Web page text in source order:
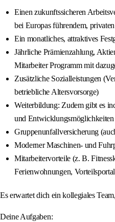
Einen zukunftssicheren
bei Europas führendem,
Ein monatliches, attraktives
Jährliche Prämienzahlung,
Mitarbeiter Programm mit
Zusätzliche Sozialleistungen
betriebliche Altersvorsorge)
Weiterbildung: Zudem gibt es
und Entwicklungsmöglichkeiten
Gruppenunfallversicherung
Moderner Maschinen- und
Mitarbeitervorteile (z. B.
Ferienwohnungen,
Es erwartet dich ein kollegiales
Deine Aufgaben: